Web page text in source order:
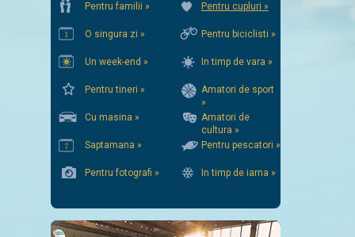
Pentru familii » Pentru cupluri »
O singura zi » Pentru biciclisti »
Un week-end » In timp de vara »
Pentru tineri »
Amatori de sport
»
Cu masina »
Amatori de
cultura »
Saptamana »
Pentru pescatori »
Pentru fotografi » In timp de iarna »